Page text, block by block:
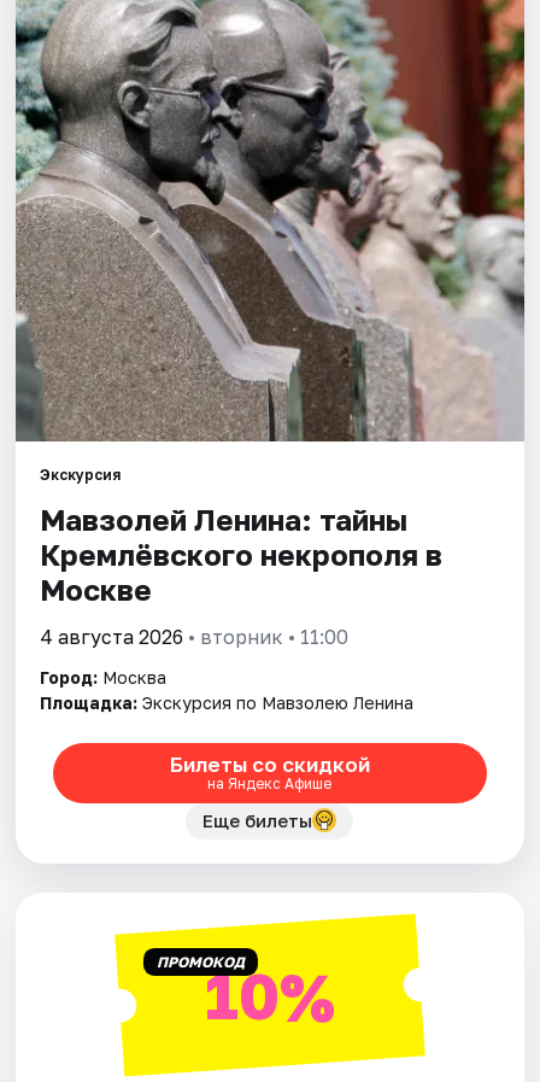
Города
Площадки
Артисты
Рейтинги
Экскурсия
Мавзолей Ленина: тайны
Кремлёвского некрополя в
Москве
4 августа 2026 • вторник • 11:00
Город: Москва
Площадка: Экскурсия по Мавзолею Ленина
Билеты со скидкой
на Яндекс Афише
Еще билеты
ПРОМОКОД10%